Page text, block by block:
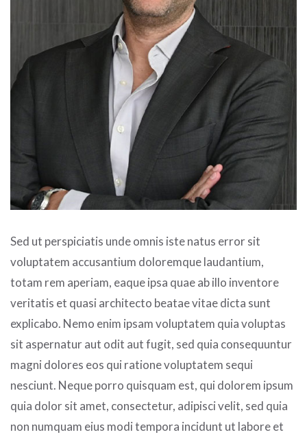
Sed ut perspiciatis unde omnis iste natus error sit
voluptatem accusantium doloremque laudantium,
totam rem aperiam, eaque ipsa quae ab illo inventore
veritatis et quasi architecto beatae vitae dicta sunt
explicabo. Nemo enim ipsam voluptatem quia voluptas
sit aspernatur aut odit aut fugit, sed quia consequuntur
magni dolores eos qui ratione voluptatem sequi
nesciunt. Neque porro quisquam est, qui dolorem ipsum
quia dolor sit amet, consectetur, adipisci velit, sed quia
non numquam eius modi tempora incidunt ut labore et